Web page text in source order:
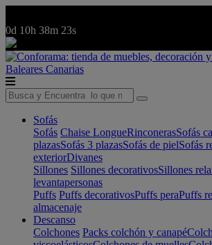
0d 10h 38m 23s
Baleares Canarias
Sofás
Sofás Chaise LongueRinconerasSofás
plazasSofás 3 plazasSofás de pielSofás
exteriorDivanes
Sillones Sillones decorativosSillones
levantapersonas
Puffs Puffs decorativosPuffs peraPuffs
almacenaje
Descanso
Colchones Packs colchón y canapé